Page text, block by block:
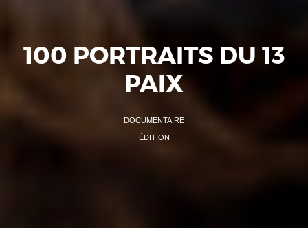
100 PORTRAITS DU 13
PAIX
DOCUMENTAIRE
ÉDITION